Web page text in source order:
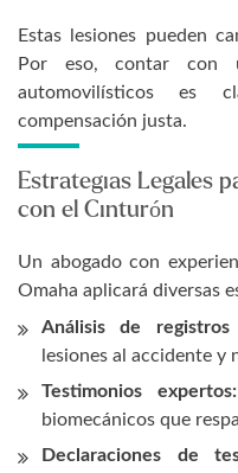
Estas lesiones pueden
Por eso, contar con
automovilísticos es
compensación justa.
Estrategias Legales
con el Cinturón
Un abogado con
Omaha aplicará diversas
Análisis de registros
lesiones al accidente
Testimonios expertos:
biomecánicos que
Declaraciones de